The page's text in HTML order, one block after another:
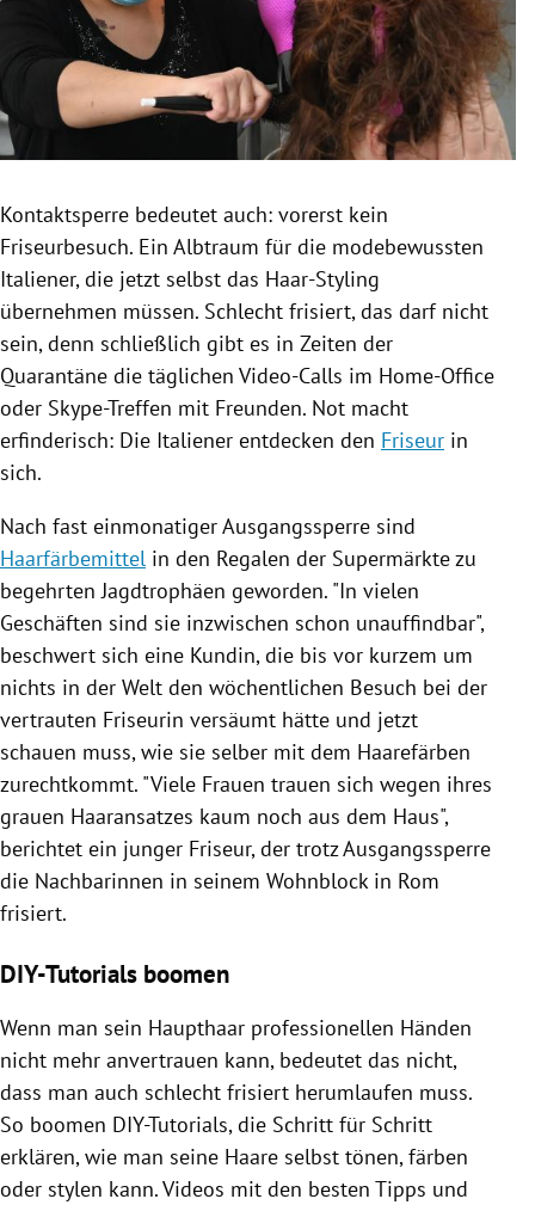
Untermenü
Untermenü
Untermenü
Untermenü
Kontaktsperre bedeutet auch: vorerst kein
Friseurbesuch. Ein Albtraum für die modebewussten
Italiener, die jetzt selbst das Haar-Styling
übernehmen müssen. Schlecht frisiert, das darf nicht
sein, denn schließlich gibt es in Zeiten der
Quarantäne die täglichen Video-Calls im Home-Office
oder Skype-Treffen mit Freunden. Not macht
erfinderisch: Die Italiener entdecken den Friseur in
sich.
Nach fast einmonatiger Ausgangssperre sind
Haarfärbemittel in den Regalen der Supermärkte zu
begehrtenJagdtrophäen geworden. "In vielen
Geschäften sind sie inzwischen schon unauffindbar",
beschwert sich eine Kundin, die bis vor kurzem um
nichts in der Welt den wöchentlichen Besuch bei der
vertrauten Friseurin versäumt hätte und jetzt
schauen muss, wie sie selber mit dem Haarefärben
zurechtkommt. "Viele Frauen trauen sich wegen ihres
grauen Haaransatzes kaum noch aus dem Haus",
berichtet ein junger Friseur, der trotz Ausgangssperre
die Nachbarinnen in seinem Wohnblock in Rom
frisiert.
DIY-Tutorials boomen
Wenn man sein Haupthaar professionellen Händen
nicht mehr anvertrauen kann, bedeutet das nicht,
dass man auch schlecht frisiert herumlaufen muss.
So boomen DIY-Tutorials, die Schritt für Schritt
erklären, wie man seine Haare selbst tönen, färben
oder stylen kann. Videos mit den besten Tipps und